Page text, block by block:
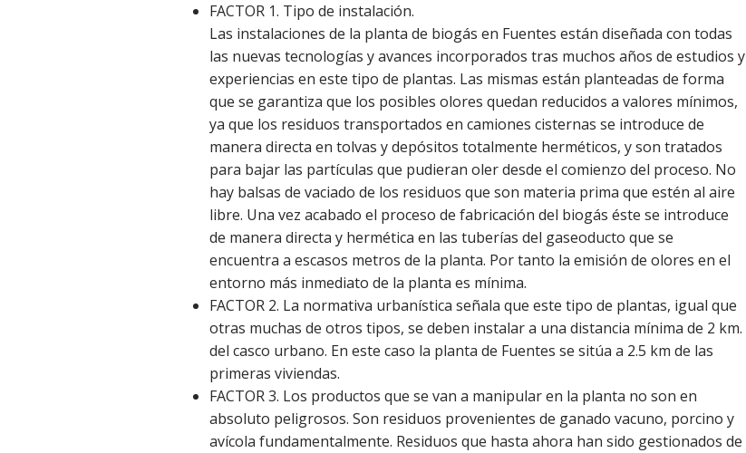
FACTOR 1. Tipo de instalación.
Las instalaciones de la planta de biogás en Fuentes están diseñada con todas
las nuevas tecnologías y avances incorporados tras muchos años de estudios y
experiencias en este tipo de plantas. Las mismas están planteadas de forma
que se garantiza que los posibles olores quedan reducidos a valores mínimos,
ya que los residuos transportados en camiones cisternas se introduce de
manera directa en tolvas y depósitos totalmente herméticos, y son tratados
para bajar las partículas que pudieran oler desde el comienzo del proceso. No
hay balsas de vaciado de los residuos que son materia prima que estén al aire
libre. Una vez acabado el proceso de fabricación del biogás éste se introduce
de manera directa y hermética en las tuberías del gaseoducto que se
encuentra a escasos metros de la planta. Por tanto la emisión de olores en el
entorno más inmediato de la planta es mínima.
FACTOR 2. La normativa urbanística señala que este tipo de plantas, igual que
otras muchas de otros tipos, se deben instalar a una distancia mínima de 2 km.
del casco urbano. En este caso la planta de Fuentes se sitúa a 2.5 km de las
primeras viviendas.
FACTOR 3. Los productos que se van a manipular en la planta no son en
absoluto peligrosos. Son residuos provenientes de ganado vacuno, porcino y
avícola fundamentalmente. Residuos que hasta ahora han sido gestionados de